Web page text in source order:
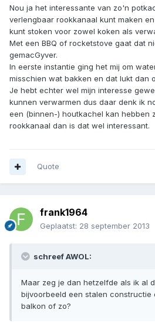
Nou ja het interessante van zo'n
verlengbaar rookkanaal kunt maken
kunt stoken voor zowel koken als
Met een BBQ of rocketstove gaat dat
gemacGyver.
In eerste instantie ging het mij om
misschien wat bakken en dat lukt dan
Je hebt echter wel mijn interesse
kunnen verwarmen dus daar denk ik
een (binnen-) houtkachel kan hebben
rookkanaal dan is dat wel interessant.
Quote
frank1964
Geplaatst: 28 september 2013
schreef AWOL:
Maar zeg je dan hetzelfde als ik al
bijvoorbeeld een stalen constructie
balkon of zo?